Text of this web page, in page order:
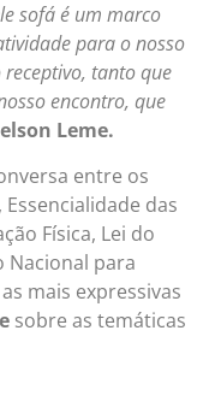
sofá é um marco
para o nosso
tanto que
encontro, que
Leme.
entre os
das
Física, Lei do
Nacional para
mais expressivas
sobre as temáticas